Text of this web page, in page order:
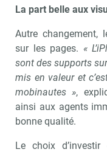
La part belle aux
Autre changement,
sur les pages. «
sont des supports
mis en valeur et
mobinautes »,
ainsi aux agents
bonne qualité.
Le choix